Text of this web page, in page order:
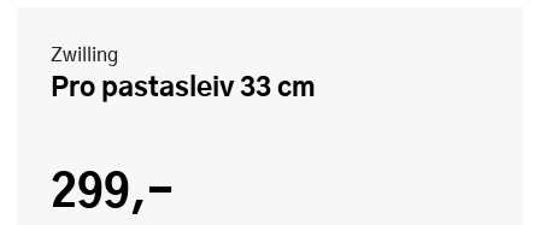
Zwilling
Pro pastasleiv 33 cm
299,-